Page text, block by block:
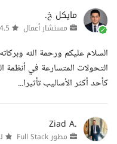
مايكل خ.
مستشار أعمال
السلام عليكم ورحمة الله
التحولات المتسارعة في أنظمة
كأحد أكثر الأساليب تأثيرا...
Ziad A.
مطور Full Stack